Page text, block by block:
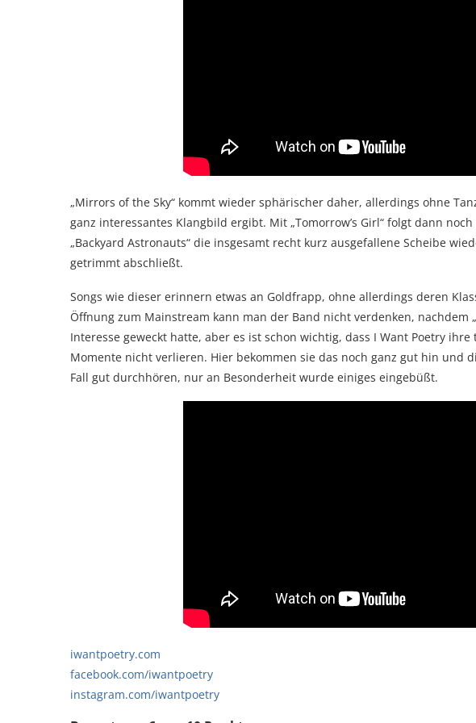
„Mirrors of the Sky“ kommt wieder sphärischer daher, allerdings ohne
ganz interessantes Klangbild ergibt. Mit „Tomorrow’s Girl“ folgt dann
„Backyard Astronauts“ die insgesamt recht kurz ausgefallene Scheibe
getrimmt abschließt.
Songs wie dieser erinnern etwas an Goldfrapp, ohne allerdings deren
Öffnung zum Mainstream kann man der Band nicht verdenken, nachdem
Interesse geweckt hatte, aber es ist schon wichtig, dass I Want Poetry
Momente nicht verlieren. Hier bekommen sie das noch ganz gut hin und
Fall gut durchhören, nur an Besonderheit wurde einiges eingebüßt.
iwantpoetry.com
facebook.com/iwantpoetry
instagram.com/iwantpoetry